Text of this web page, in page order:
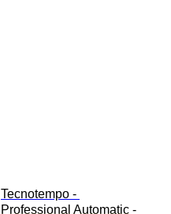
Tecnotempo -
Professional Automatic -